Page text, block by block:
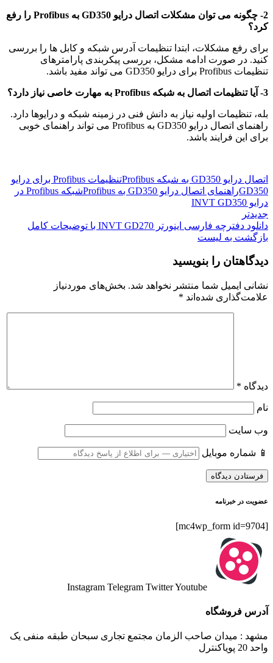
2- چگونه می توان مشکلات اتصال درایو GD350 به Profibus را رفع
کرد؟
برای رفع مشکلات، ابتدا تنظیمات آدرس شبکه و کابل ها را بررسی
کنید. در صورت ادامه مشکل، بررسی پیکربندی پارامترهای
تنظیمات Profibus برای درایو GD350 می تواند مفید باشد.
3- آیا تنظیمات اتصال به شبکه Profibus به مهارت خاصی نیاز دارد؟
بله، تنظیمات اولیه نیاز به دانش فنی در زمینه شبکه و درایوها دارد.
راهنمای اتصال درایو GD350 به Profibus می تواند راهنمای خوبی
برای این فرایند باشد.
اتصال درایو GD350 به شبکه Profibus
تنظیمات Profibus برای درایو
GD350راهنمای اتصال درایو GD350 به Profibus
شبکه Profibus در
درایو INVT GD350
جدیدتر
دانلود دفترچه فارسی اینورتر INVT GD270 با توضیحات کامل
بازگشت به لیست
دیدگاهتان را بنویسید
نشانی ایمیل شما منتشر نخواهد شد. بخش‌های موردنیاز
علامت‌گذاری شده‌اند *
دیدگاه *
نام
وب‌ سایت
📱 شماره موبایل
عضویت در خبرنامه
[mc4wp_form id=9704]
Instagram Telegram TwitterYoutube
آدرس فروشگاه
مشهد : میدان صاحب الزمان مجتمع تجاری سبحان طبقه منفی یک
واحد 20 پویاکنترل